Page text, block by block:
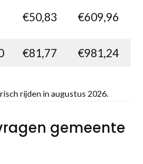
€50,83 €609,96
€81,77 €981,24
rijden in augustus 2026.
gemeente